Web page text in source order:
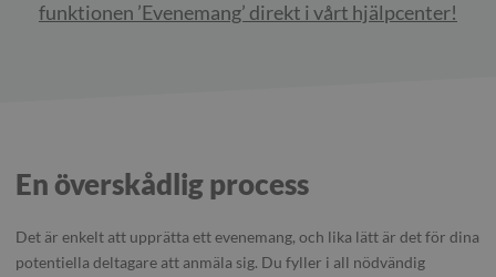
funktionen ’Evenemang’ direkt i vårt hjälpcenter!
En överskådlig process
Det är enkelt att upprätta ett evenemang, och lika lätt är det för dina
potentiella deltagare att anmäla sig. Du fyller i all nödvändig